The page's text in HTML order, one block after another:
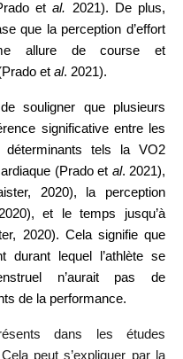
et al. 2021). De plus,
que la perception d’effort
allure de course et
et al. 2021).
souligner que plusieurs
significative entre les
tels la VO2
(Prado et al. 2021),
2020), la perception
et le temps jusqu’à
2020). Cela signifie que
durant lequel l’athlète se
n’aurait pas de
de la performance.
dans les études
peut s’expliquer par la